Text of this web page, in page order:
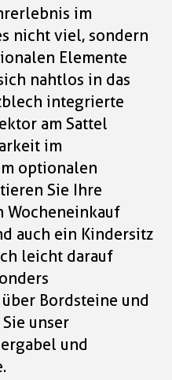
im
nicht viel, sondern
Elemente
nahtlos in das
integrierte
am Sattel
im
optionalen
Sie Ihre
Wocheneinkauf
auch ein Kindersitz
leicht darauf
Bordsteine und
unser
und